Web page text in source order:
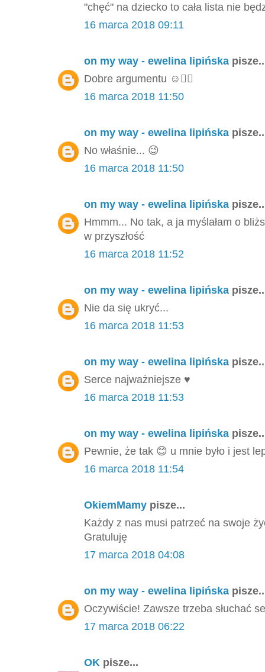
"chęć" na dziecko to cała lista nie
16 marca 2018 09:11
on my way - ewelina lipińska
Dobre argumentu ☺️👌🏻
16 marca 2018 11:50
on my way - ewelina lipińska
No właśnie... 😉
16 marca 2018 11:50
on my way - ewelina lipińska
Hmmm... No tak, a ja myślałam o
w przyszłość
16 marca 2018 11:52
on my way - ewelina lipińska
Nie da się ukryć...
16 marca 2018 11:53
on my way - ewelina lipińska
Serce najważniejsze ♥️
16 marca 2018 11:53
on my way - ewelina lipińska
Pewnie, że tak 😊 u mnie było i jest
16 marca 2018 11:54
OkiemMamy pisze...
Każdy z nas musi patrzeć na swoje
Gratuluję
17 marca 2018 04:08
on my way - ewelina lipińska
Oczywiście! Zawsze trzeba słuchać
17 marca 2018 06:22
OK pisze...